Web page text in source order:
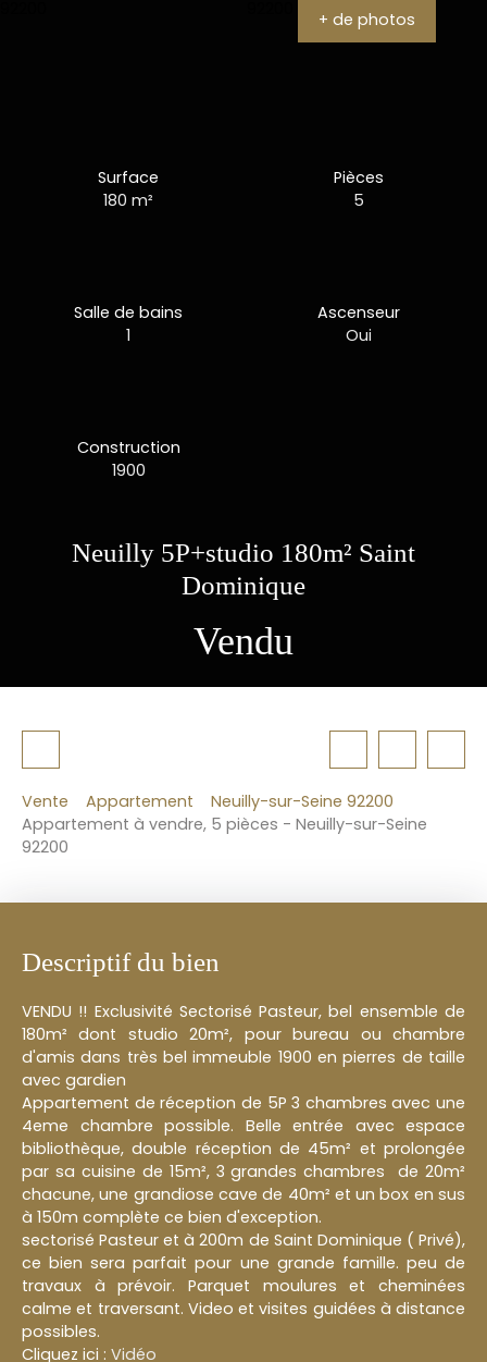
+ de photos
Surface
180m²
Pièces
5
Salle de bains
1
Ascenseur
Oui
Construction
1900
Neuilly 5P+studio 180m² Saint
Dominique
Vendu
Vente Appartement
Neuilly-sur-Seine 92200
Appartement à vendre, 5 pièces - Neuilly-sur-Seine
92200
Descriptif du bien
VENDU !! Exclusivité Sectorisé Pasteur, bel ensemble de
180m² dont studio 20m², pour bureau ou chambre
d'amis dans très bel immeuble 1900 en pierres de taille
avec gardien
Appartement de réception de 5P 3 chambres avec une
4eme chambre possible. Belle entrée avec espace
bibliothèque, double réception de 45m² et prolongée
par sa cuisine de 15m², 3 grandes chambres de 20m²
chacune, une grandiose cave de 40m² et un box en sus
à 150m complète ce bien d'exception.
sectorisé Pasteur et à 200m de Saint Dominique ( Privé),
ce bien sera parfait pour une grande famille. peu de
travaux à prévoir. Parquet moulures et cheminées
calme et traversant. Video et visites guidées à distance
possibles.
Cliquez ici : Vidéo